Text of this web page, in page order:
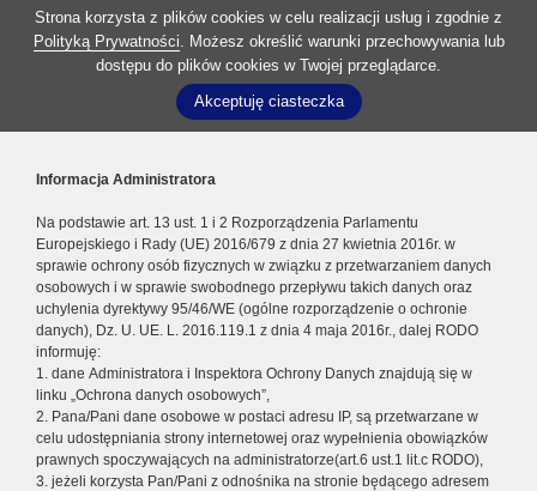
Strona korzysta z plików cookies w celu realizacji usług i zgodnie z
Polityką Prywatności. Możesz określić warunki przechowywania lub
dostępu do plików cookies w Twojej przeglądarce.
Akceptuję ciasteczka
Informacja Administratora
Na podstawie art. 13 ust. 1 i 2 Rozporządzenia Parlamentu
Europejskiego i Rady (UE) 2016/679 z dnia 27 kwietnia 2016r. w
sprawie ochrony osób fizycznych w związku z przetwarzaniem danych
osobowych i w sprawie swobodnego przepływu takich danych oraz
uchylenia dyrektywy 95/46/WE (ogólne rozporządzenie o ochronie
danych), Dz. U. UE. L. 2016.119.1 z dnia 4 maja 2016r., dalej RODO
informuję:
1. dane Administratora i Inspektora Ochrony Danych znajdują się w
linku „Ochrona danych osobowych”,
2. Pana/Pani dane osobowe w postaci adresu IP, są przetwarzane w
celu udostępniania strony internetowej oraz wypełnienia obowiązków
prawnych spoczywających na administratorze(art.6 ust.1 lit.c RODO),
3. jeżeli korzysta Pan/Pani z odnośnika na stronie będącego adresem